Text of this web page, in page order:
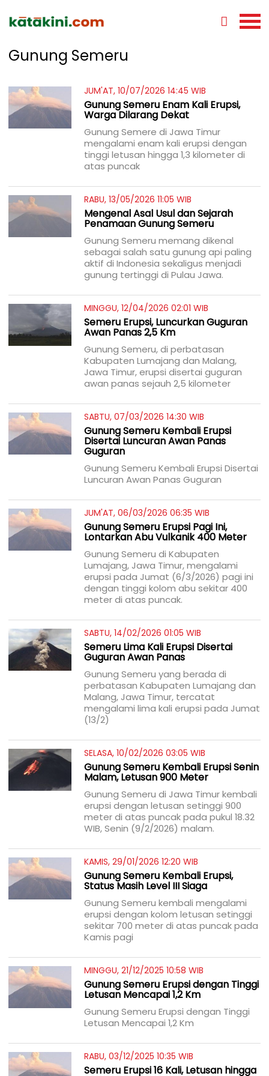
Gunung Semeru
JUM'AT, 10/07/2026 14:45 WIB
Gunung Semeru Enam Kali Erupsi,
Warga Dilarang Dekat
Gunung Semere di Jawa Timur
mengalami enam kali erupsi dengan
tinggi letusan hingga 1,3 kilometer di
atas puncak
RABU, 13/05/2026 11:05 WIB
Mengenal Asal Usul dan Sejarah
Penamaan Gunung Semeru
Gunung Semeru memang dikenal
sebagai salah satu gunung api paling
aktif di Indonesia sekaligus menjadi
gunung tertinggi di Pulau Jawa.
MINGGU, 12/04/2026 02:01 WIB
Semeru Erupsi, Luncurkan Guguran
Awan Panas 2,5 Km
Gunung Semeru, di perbatasan
Kabupaten Lumajang dan Malang,
Jawa Timur, erupsi disertai guguran
awan panas sejauh 2,5 kilometer
SABTU, 07/03/2026 14:30 WIB
Gunung Semeru Kembali Erupsi
Disertai Luncuran Awan Panas
Guguran
Gunung Semeru Kembali Erupsi Disertai
Luncuran Awan Panas Guguran
JUM'AT, 06/03/2026 06:35 WIB
Gunung Semeru Erupsi Pagi Ini,
Lontarkan Abu Vulkanik 400 Meter
Gunung Semeru di Kabupaten
Lumajang, Jawa Timur, mengalami
erupsi pada Jumat (6/3/2026) pagi ini
dengan tinggi kolom abu sekitar 400
meter di atas puncak.
SABTU, 14/02/2026 01:05 WIB
Semeru Lima Kali Erupsi Disertai
Guguran Awan Panas
Gunung Semeru yang berada di
perbatasan Kabupaten Lumajang dan
Malang, Jawa Timur, tercatat
mengalami lima kali erupsi pada Jumat
(13/2)
SELASA, 10/02/2026 03:05 WIB
Gunung Semeru Kembali Erupsi Senin
Malam, Letusan 900 Meter
Gunung Semeru di Jawa Timur kembali
erupsi dengan letusan setinggi 900
meter di atas puncak pada pukul 18.32
WIB, Senin (9/2/2026) malam.
KAMIS, 29/01/2026 12:20 WIB
Gunung Semeru Kembali Erupsi,
Status Masih Level III Siaga
Gunung Semeru kembali mengalami
erupsi dengan kolom letusan setinggi
sekitar 700 meter di atas puncak pada
Kamis pagi
MINGGU, 21/12/2025 10:58 WIB
Gunung Semeru Erupsi dengan Tinggi
Letusan Mencapai 1,2 Km
Gunung Semeru Erupsi dengan Tinggi
Letusan Mencapai 1,2 Km
RABU, 03/12/2025 10:35 WIB
Semeru Erupsi 16 Kali, Letusan hingga